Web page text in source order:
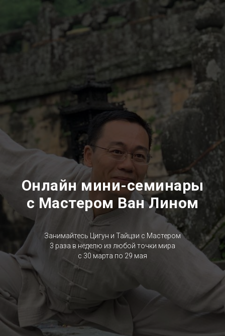
Онлайн мини-семинары
с Мастером Ван Лином
Занимайтесь Цигун и Тайцзи с Мастером
3 раза в неделю из любой точки мира
с 30 марта по 29 мая